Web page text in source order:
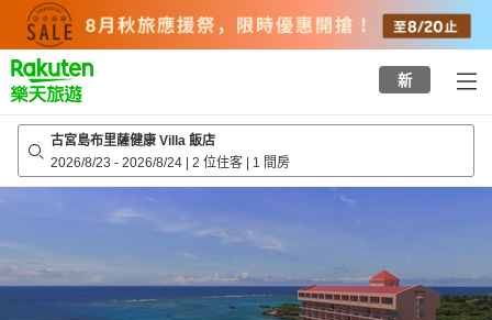
top
page
新
古宮島布里薩健康 Villa 飯店
2026/8/23 - 2026/8/24 | 2 位住客 | 1 間房